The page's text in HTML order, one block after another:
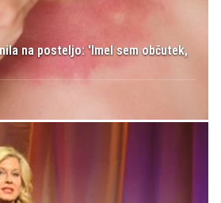
na posteljo: 'Imel sem občutek,